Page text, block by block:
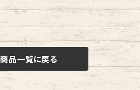
商品一覧に戻る